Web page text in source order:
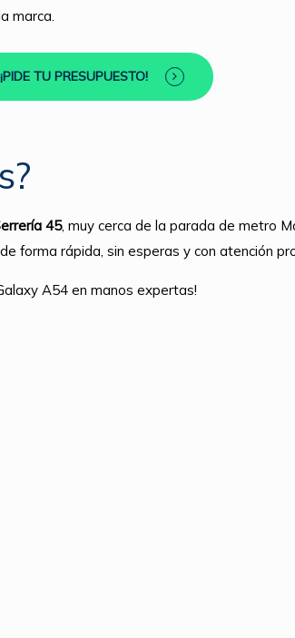
marca.
¡PIDE TU PRESUPUESTO!
45, muy cerca de la parada de metro
forma rápida, sin esperas y con atención
A54 en manos expertas!